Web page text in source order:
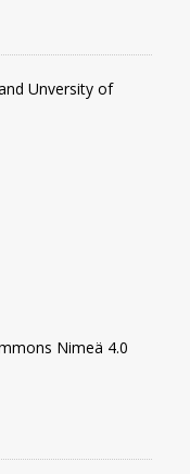
Unversity of
Nimeä 4.0